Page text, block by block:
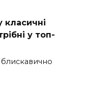
класичні
у топ-